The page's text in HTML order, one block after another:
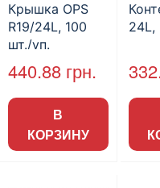
Крышка OPS
R19/24L, 100
шт./уп.
440.88 грн.
В
КОРЗИНУ
24L,